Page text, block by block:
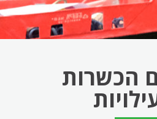
הכשרות